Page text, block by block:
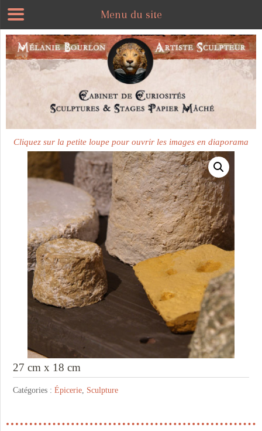
Plus disponible
Cliquez sur la petite loupe pour ouvrir les images en diaporama
27 cm x 18 cm
Catégories :Épicerie Sculpture
Menu du site